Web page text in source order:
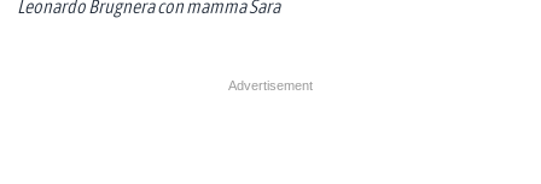
Leonardo Brugnera con mamma Sara